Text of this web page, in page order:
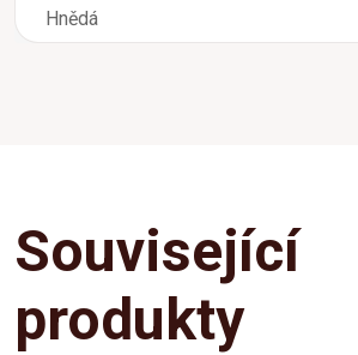
Hnědá
Související
produkty